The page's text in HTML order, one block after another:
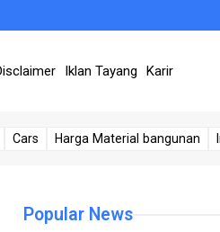
Iklan Tayang Karir
Cars Harga Material bangunan
Popular News